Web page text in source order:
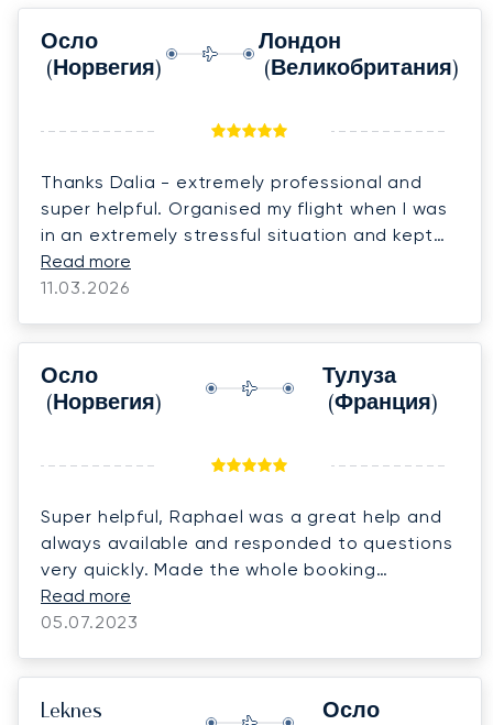
Осло
(Норвегия)
Лондон
(Великобритания)
Thanks Dalia - extremely professional and
super helpful. Organised my flight when I was
in an extremely stressful situation and kept
me calm.
Read more
11.03.2026
Осло
(Норвегия)
Тулуза
(Франция)
Super helpful, Raphael was a great help and
always available and responded to questions
very quickly. Made the whole booking
Read more
05.07.2023
Leknes
Осло